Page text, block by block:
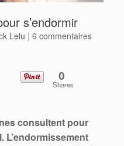
s’endormir
Lelu | 6 commentaires
0
Shares
consultent pour
L’endormissement